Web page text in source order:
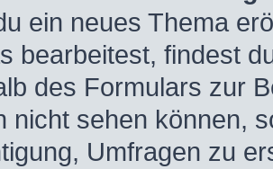
ein neues Thema
bearbeitest, findest
des Formulars zur
nicht sehen können,
Umfragen zu